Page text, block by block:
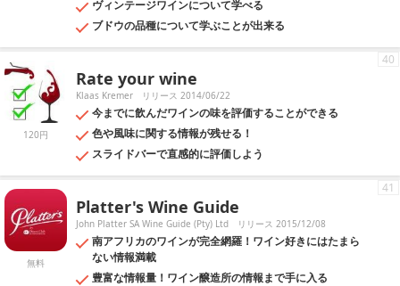
ヴィンテージワインについて学べる
ブドウの品種について学ぶことが出来る
120円
Rate your wine
Klaas Kremer リリース 2014/06/22
今までに飲んだワインの味を評価することができる
色や風味に関する情報が残せる！
スライドバーで直感的に評価しよう
40
無料
Platter's Wine Guide
John Platter SA Wine Guide (Pty) Ltd リリース 2015/12/08
南アフリカのワインが完全網羅！ワイン好きにはたまら
ない情報満載
豊富な情報量！ワイン醸造所の情報まで手に入る
41